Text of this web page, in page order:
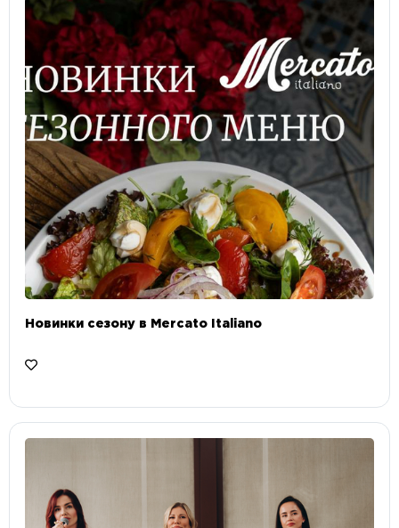
Новинки сезону в Mercato Italiano